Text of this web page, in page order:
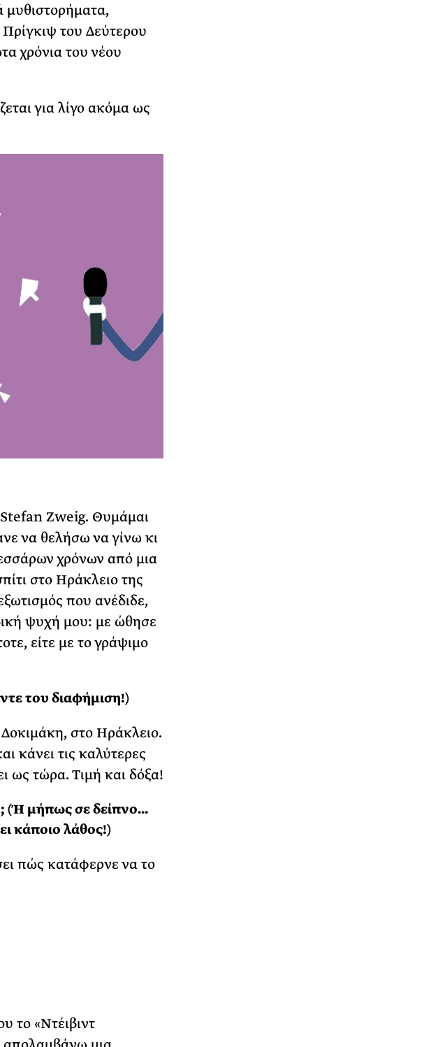
μυθιστορήματα,
του Δεύτερου
χρόνια του νέου
για λίγο ακόμα ως
Zweig. Θυμάμαι
να θελήσω να γίνω κι
χρόνων από μια
στο Ηράκλειο της
που ανέδιδε,
ψυχή μου: με ώθησε
είτε με το γράψιμο
του διαφήμιση!)
στο Ηράκλειο.
κάνει τις καλύτερες
ως τώρα. Τιμή και δόξα!
(Ή μήπως σε δείπνο…
κάποιο λάθος!)
πώς κατάφερνε να το
το «Ντέιβιντ